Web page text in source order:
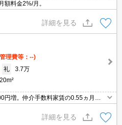
額料金2%/月。
詳細を見る
理費等：--)
礼
3.7万
20m²
円増。仲介手数料家賃の0.55ヵ月
詳細を見る